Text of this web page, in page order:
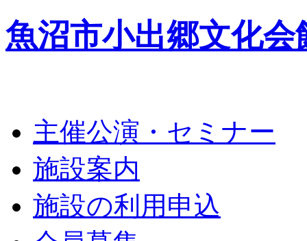
魚沼市小出郷文化会
主催公演・セミナー
施設案内
施設の利用申込